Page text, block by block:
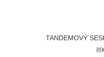
TANDEMOVÝ